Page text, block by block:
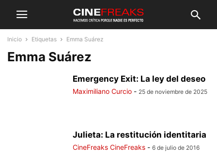
Inicio Etiquetas Emma Suárez
Emma Suárez
Emergency Exit: La ley del deseo
Maximiliano Curcio - 25 de noviembre de 2025
Julieta: La restitución identitaria
CineFreaks CineFreaks - 6 de julio de 2016